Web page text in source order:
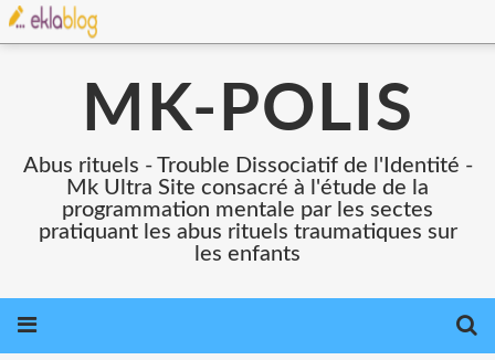
MK-POLIS
Abus rituels - Trouble Dissociatif de l'Identité -
Mk Ultra Site consacré à l'étude de la
programmation mentale par les sectes
pratiquant les abus rituels traumatiques sur
les enfants